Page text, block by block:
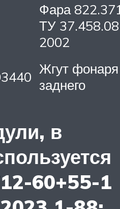
Фара
ТУ
2002
Жгут фонаря
заднего
в
60+55-1